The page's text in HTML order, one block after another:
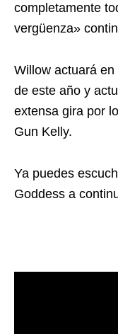
completamente
vergüenza»
Willow actuará
de este año y
extensa gira por
Gun Kelly.
Ya puedes
Goddess a